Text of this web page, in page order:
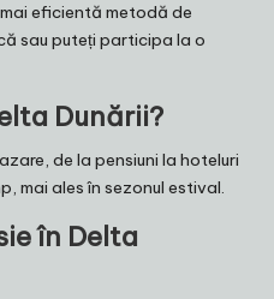
eficientă metodă de
sau puteți participa la o
Dunării?
de la pensiuni la hoteluri
mai ales în sezonul estival.
în Delta